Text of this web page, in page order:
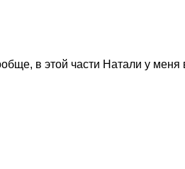
в этой части Натали у меня